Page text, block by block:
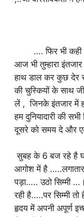
…. फिर भी कही
आज भी तुम्हारा
हाथ डाल कर कुछ
की चुस्कियों के साथ
लें , जिनके इंतजार में
हम दुनियादारी की
दूसरे को समय दे और
सुबह के 6 बज रहे है
आगोश में है
पड़ा….. उठो सिम्मी
रही है…..पर सिम्मी
हृदय में अपनी अपूर्ण